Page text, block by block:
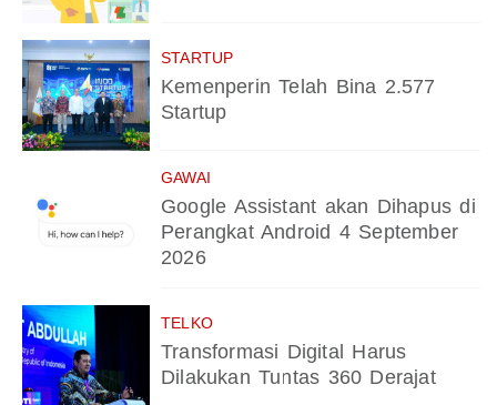
STARTUP
Kemenperin Telah Bina 2.577
Startup
GAWAI
Google Assistant akan Dihapus di
Perangkat Android 4 September
2026
TELKO
Transformasi Digital Harus
Dilakukan Tuntas 360 Derajat